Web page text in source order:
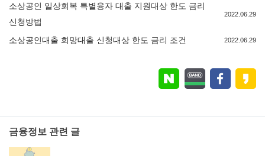
소상공인 일상회복 특별융자 대출 지원대상 한도 금리
신청방법
2022.06.29
소상공인대출 희망대출 신청대상 한도 금리 조건 2022.06.29
금융정보 관련 글